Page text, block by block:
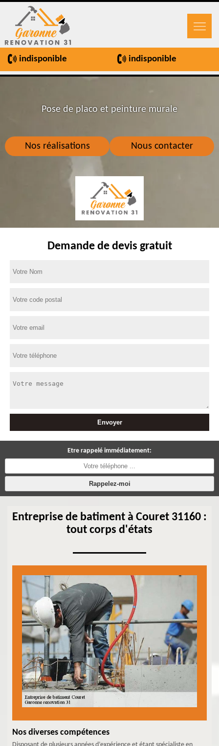
indisponible indisponible
Nos réalisations Nous contacter
Pose de placo et peinture murale
Demande de devis gratuit
Etre rappelé immédiatement:
Entreprise de batiment à Couret 31160 :
tout corps d'états
Nos diverses compétences
Disposant de plusieurs années d’expérience et étant spécialiste en